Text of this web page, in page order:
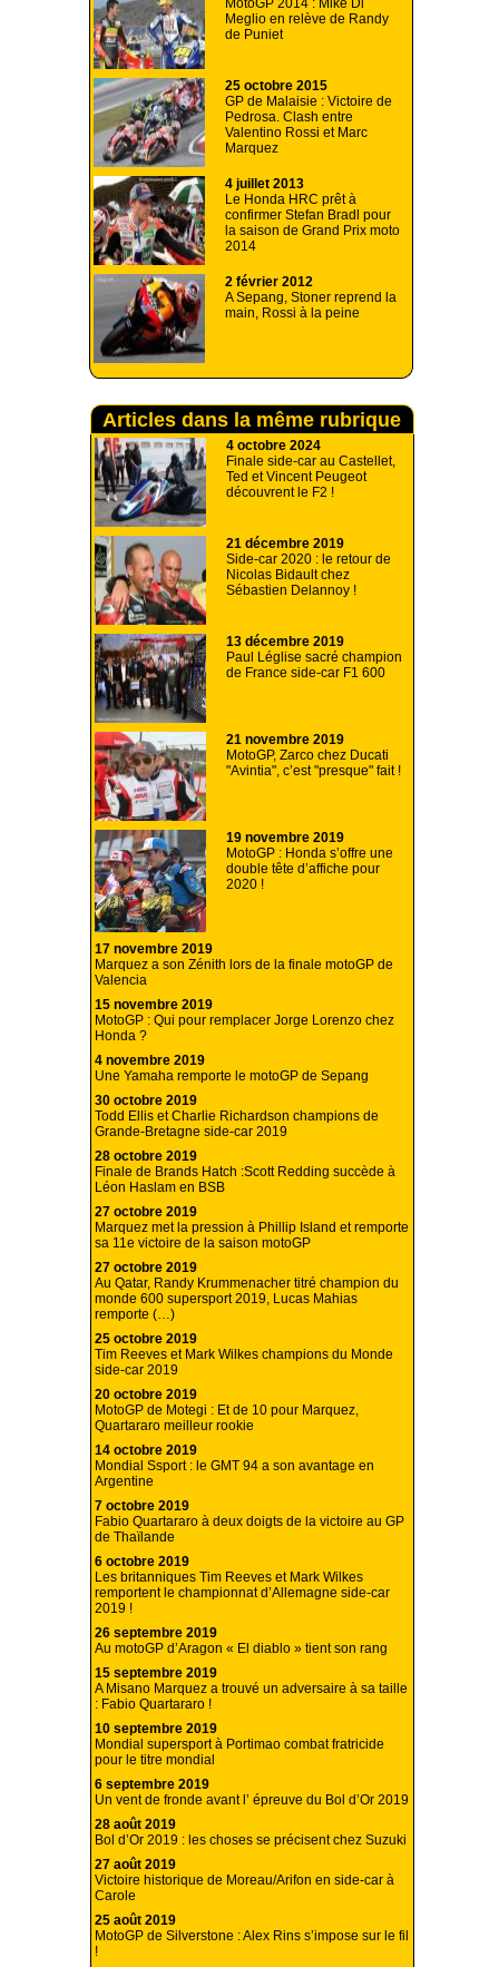
MotoGP 2014 : Mike Di
Meglio en relève de Randy
de Puniet
25 octobre 2015
GP de Malaisie : Victoire de
Pedrosa. Clash entre
Valentino Rossi et Marc
Marquez
4 juillet 2013
Le Honda HRC prêt à
confirmer Stefan Bradl pour
la saison de Grand Prix moto
2014
2 février 2012
A Sepang, Stoner reprend la
main, Rossi à la peine
Articles dans la même rubrique
4 octobre 2024
Finale side-car au Castellet,
Ted et Vincent Peugeot
découvrent le F2 !
21 décembre 2019
Side-car 2020 : le retour de
Nicolas Bidault chez
Sébastien Delannoy !
13 décembre 2019
Paul Léglise sacré champion
de France side-car F1 600
21 novembre 2019
MotoGP, Zarco chez Ducati
"Avintia", c’est "presque" fait !
19 novembre 2019
MotoGP : Honda s’offre une
double tête d’affiche pour
2020 !
17 novembre 2019
Marquez a son Zénith lors de la finale motoGP de
Valencia
15 novembre 2019
MotoGP : Qui pour remplacer Jorge Lorenzo chez
Honda ?
4 novembre 2019
Une Yamaha remporte le motoGP de Sepang
30 octobre 2019
Todd Ellis et Charlie Richardson champions de
Grande-Bretagne side-car 2019
28 octobre 2019
Finale de Brands Hatch :Scott Redding succède à
Léon Haslam en BSB
27 octobre 2019
Marquez met la pression à Phillip Island et remporte
sa 11e victoire de la saison motoGP
27 octobre 2019
Au Qatar, Randy Krummenacher titré champion du
monde 600 supersport 2019, Lucas Mahias
remporte (…)
25 octobre 2019
Tim Reeves et Mark Wilkes champions du Monde
side-car 2019
20 octobre 2019
MotoGP de Motegi : Et de 10 pour Marquez,
Quartararo meilleur rookie
14 octobre 2019
Mondial Ssport : le GMT 94 a son avantage en
Argentine
7 octobre 2019
Fabio Quartararo à deux doigts de la victoire au GP
de Thaïlande
6 octobre 2019
Les britanniques Tim Reeves et Mark Wilkes
remportent le championnat d’Allemagne side-car
2019 !
26 septembre 2019
Au motoGP d’Aragon « El diablo » tient son rang
15 septembre 2019
A Misano Marquez a trouvé un adversaire à sa taille
: Fabio Quartararo !
10 septembre 2019
Mondial supersport à Portimao combat fratricide
pour le titre mondial
6 septembre 2019
Un vent de fronde avant l’ épreuve du Bol d’Or 2019
28 août 2019
Bol d’Or 2019 : les choses se précisent chez Suzuki
27 août 2019
Victoire historique de Moreau/Arifon en side-car à
Carole
25 août 2019
MotoGP de Silverstone : Alex Rins s’impose sur le fil
!